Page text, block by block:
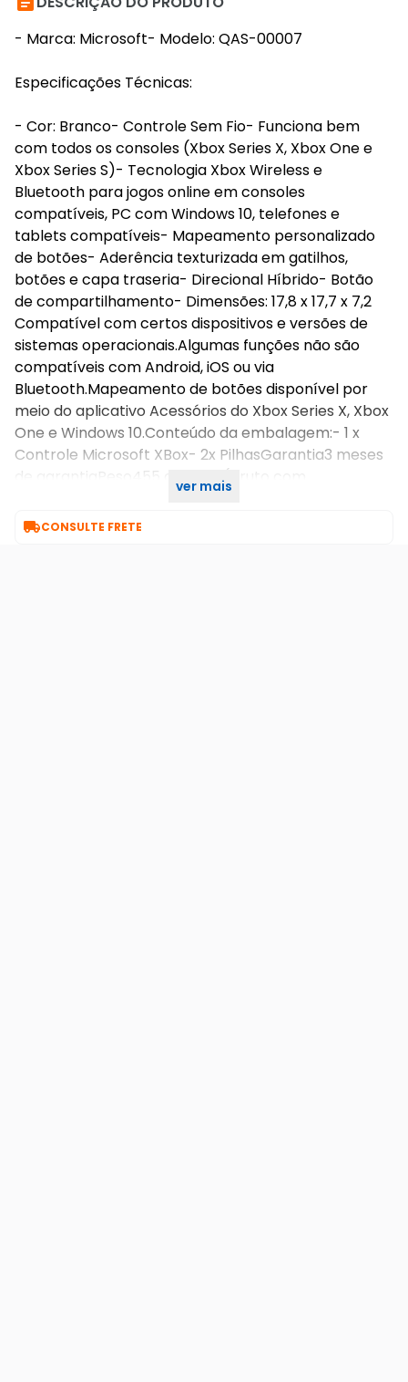
- Marca: Microsoft- Modelo: QAS-00007
Especificações Técnicas:
- Cor: Branco- Controle Sem Fio- Funciona bem
com todos os consoles (Xbox Series X, Xbox One e
Xbox Series S)- Tecnologia Xbox Wireless e
Bluetooth para jogos online em consoles
compatíveis, PC com Windows 10, telefones e
tablets compatíveis- Mapeamento personalizado
de botões- Aderência texturizada em gatilhos,
botões e capa traseria- Direcional Híbrido- Botão
de compartilhamento- Dimensões: 17,8 x 17,7 x 7,2
Compatível com certos dispositivos e versões de
sistemas operacionais.Algumas funções não são
compatíveis com Android, iOS ou via
Bluetooth.Mapeamento de botões disponível por
meio do aplicativo Acessórios do Xbox Series X, Xbox
One e Windows 10.Conteúdo da embalagem:- 1 x
Controle Microsoft XBox- 2x PilhasGarantia3 meses
de garantiaPeso455 gramas (bruto com
ver mais
CONSULTE FRETE